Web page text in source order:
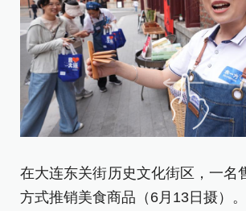
在大连东关街历史文化街区，一名
方式推销美食商品（6月13日摄）。